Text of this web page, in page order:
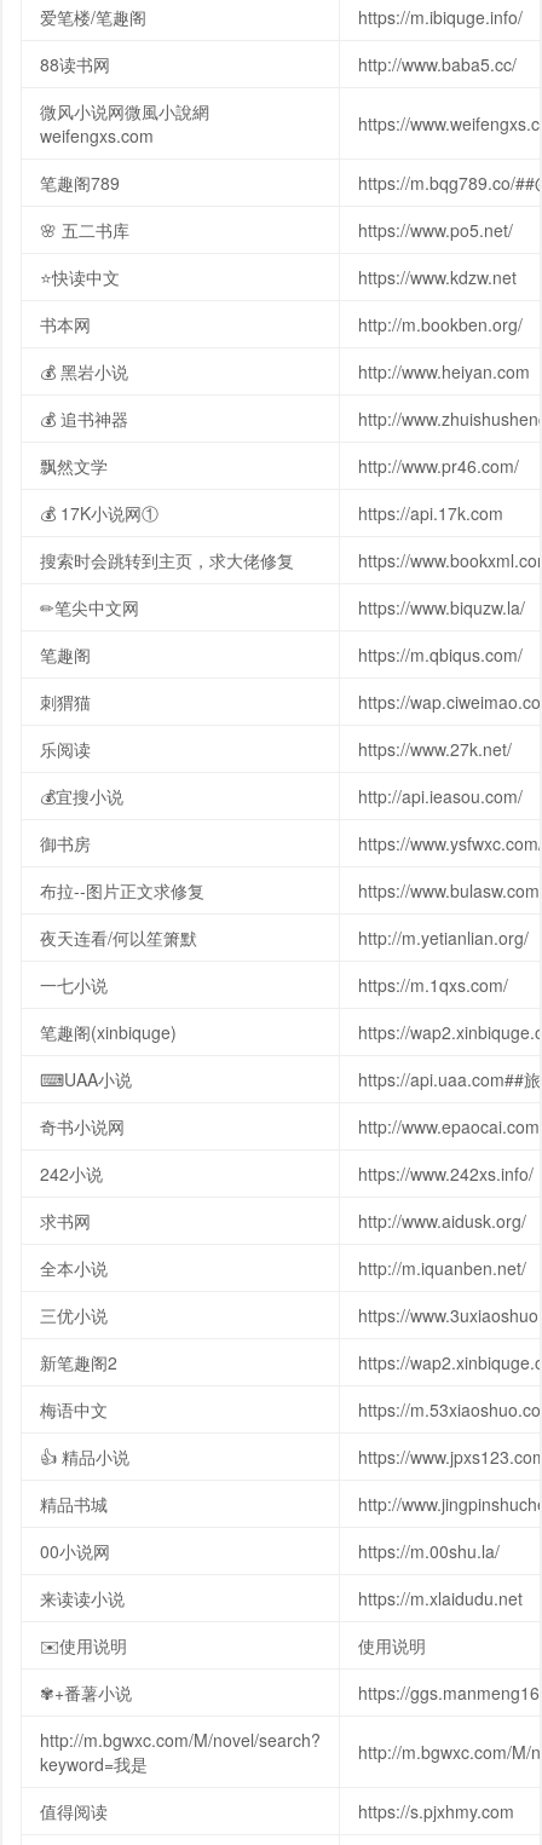
爱笔楼/笔趣阁
https://m.ibiquge.info/
88读书网
http://www.baba5.cc/
微风小说网微風小說網
weifengxs.com
https://
笔趣阁789
https://m.bqg789.co/
🌸 五二书库
https://www.po5.net/
⭐快读中文
https://www.kdzw.net
书本网
http://m.bookben.org/
💰 黑岩小说
http://www.heiyan.com
💰 追书神器
http://
飘然文学
http://www.pr46.com/
💰 17K小说网①
https://api.17k.com
搜索时会跳转到主页，求大佬修复
https://
✏笔尖中文网
https://www.biquzw.la/
笔趣阁
https://m.qbiqus.com/
刺猬猫
https://
乐阅读
https://www.27k.net/
💰宜搜小说
http://api.ieasou.com/
御书房
https://www.ysfwxc.com/
布拉--图片正文求修复
https://
夜天连看/何以笙箫默
http://m.yetianlian.org/
一七小说
https://m.1qxs.com/
笔趣阁(xinbiquge)
https://
⌨UAA小说
https://api.uaa.com##
奇书小说网
http://www.epaocai.com
242小说
https://www.242xs.info/
求书网
http://www.aidusk.org/
全本小说
http://m.iquanben.net/
三优小说
https://
新笔趣阁2
https://
梅语中文
https://
👍 精品小说
https://
精品书城
http://
00小说网
https://m.00shu.la/
来读读小说
https://m.xlaidudu.net
✉️使用说明
使用说明
✾+番薯小说
https://
http://m.bgwxc.com/M/novel/search?
keyword=我是
http://m.bgwxc.com/M/
值得阅读
https://s.pjxhmy.com